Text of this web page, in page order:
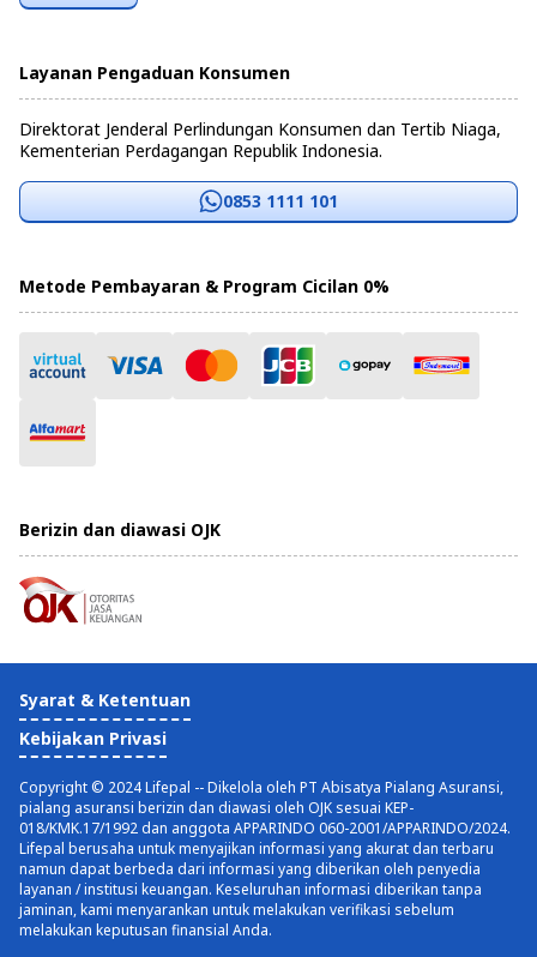
Layanan Pengaduan Konsumen
Direktorat Jenderal Perlindungan Konsumen dan Tertib Niaga,
Kementerian Perdagangan Republik Indonesia.
0853 1111 101
Metode Pembayaran & Program Cicilan 0%
Berizin dan diawasi OJK
Syarat & Ketentuan
Kebijakan Privasi
Copyright © 2024 Lifepal -- Dikelola oleh PT Abisatya Pialang Asuransi,
pialang asuransi berizin dan diawasi oleh OJK sesuai KEP-
018/KMK.17/1992 dan anggota APPARINDO 060-2001/APPARINDO/2024.
Lifepal berusaha untuk menyajikan informasi yang akurat dan terbaru
namun dapat berbeda dari informasi yang diberikan oleh penyedia
layanan / institusi keuangan. Keseluruhan informasi diberikan tanpa
jaminan, kami menyarankan untuk melakukan verifikasi sebelum
melakukan keputusan finansial Anda.